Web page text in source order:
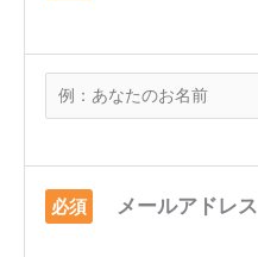
必須 メールアドレス